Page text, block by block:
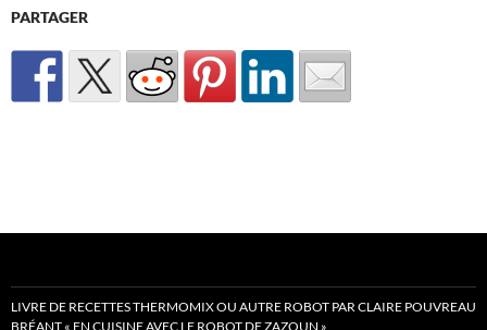
PARTAGER
LIVRE DE RECETTES THERMOMIX OU AUTRE ROBOT PAR CLAIRE POUVREAU
BRÉANT « EN CUISINE AVEC LE ROBOT DE ZAZOUN »